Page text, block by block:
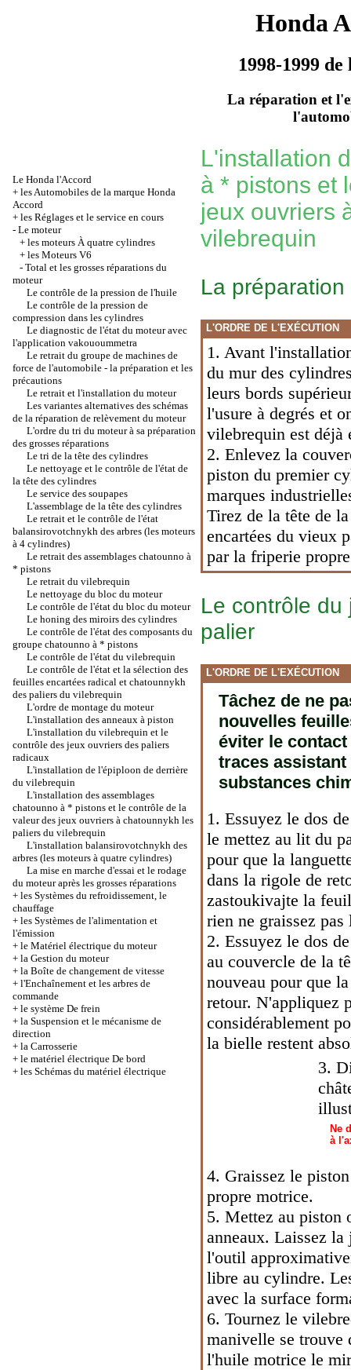
Honda
1998-1999
La réparation et
Le Honda l'Accord
+ les Automobiles de la marque Honda
Accord
+ les Réglages et le service en cours
- Le moteur
+ les moteurs À quatre cylindres
+ les Moteurs V6
- Total et les grosses réparations du
moteur
Le contrôle de la pression de l'huile
Le contrôle de la pression de
compression dans les cylindres
Le diagnostic de l'état du moteur avec
l'application vakouoummetra
Le retrait du groupe de machines de
force de l'automobile - la préparation et les
précautions
Le retrait et l'installation du moteur
Les variantes alternatives des schémas
de la réparation de relèvement du moteur
L'ordre du tri du moteur à sa préparation
des grosses réparations
Le tri de la tête des cylindres
Le nettoyage et le contrôle de l'état de
la tête des cylindres
Le service des soupapes
L'assemblage de la tête des cylindres
Le retrait et le contrôle de l'état
balansirovotchnykh des arbres (les moteurs
à 4 cylindres)
Le retrait des assemblages chatounno à
* pistons
Le retrait du vilebrequin
Le nettoyage du bloc du moteur
Le contrôle de l'état du bloc du moteur
Le honing des miroirs des cylindres
Le contrôle de l'état des composants du
groupe chatounno à * pistons
Le contrôle de l'état du vilebrequin
Le contrôle de l'état et la sélection des
feuilles encartées radical et chatounnykh
des paliers du vilebrequin
L'ordre de montage du moteur
L'installation des anneaux à piston
L'installation du vilebrequin et le
contrôle des jeux ouvriers des paliers
radicaux
L'installation de l'épiploon de derrière
du vilebrequin
L'installation des assemblages
chatounno à * pistons et le contrôle de la
valeur des jeux ouvriers à chatounnykh les
paliers du vilebrequin
L'installation balansirovotchnykh des
arbres (les moteurs à quatre cylindres)
La mise en marche d'essai et le rodage
du moteur après les grosses réparations
+ les Systèmes du refroidissement, le
chauffage
+ les Systèmes de l'alimentation et
l'émission
+ le Matériel électrique du moteur
+ la Gestion du moteur
+ la Boîte de changement de vitesse
+ l'Enchaînement et les arbres de
commande
+ le système De frein
+ la Suspension et le mécanisme de
direction
+ la Carrosserie
+ le matériel électrique De bord
+ les Schémas du matériel électrique
L'installation
à * pistons et
jeux ouvriers
vilebrequin
La préparation
L'ORDRE DE L'EXÉCUTION
1. Avant
du mur des
leurs bords
l'usure à degrés et
vilebrequin est déjà
2. Enlevez la
piston du premier
marques
Tirez de la tête de
encartées du vieux
par la friperie
Le contrôle
palier
L'ORDRE DE L'EXÉCUTION
Tâchez de ne
nouvelles
éviter le
traces
substances
1. Essuyez le dos
le mettez au lit du
pour que la
dans la rigole de
zastoukivajte la
rien ne graissez
2. Essuyez le dos
au couvercle de la
nouveau pour que
retour. N'appliquez
considérablement
la bielle restent
3.
Ne
à
4. Graissez le
propre motrice.
5. Mettez au piston
anneaux. Laissez
l'outil
libre au cylindre.
avec la surface
6. Tournez le
manivelle se trouve
l'huile motrice le